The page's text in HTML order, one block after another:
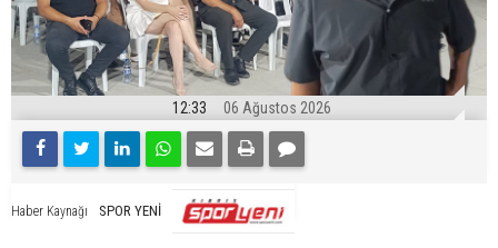
12:33 06 Ağustos 2026
Haber Kaynağı SPOR YENİ